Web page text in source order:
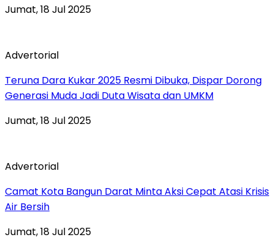
Jumat, 18 Jul 2025
Advertorial
Teruna Dara Kukar 2025 Resmi Dibuka, Dispar Dorong
Generasi Muda Jadi Duta Wisata dan UMKM
Jumat, 18 Jul 2025
Advertorial
Camat Kota Bangun Darat Minta Aksi Cepat Atasi Krisis
Air Bersih
Jumat, 18 Jul 2025